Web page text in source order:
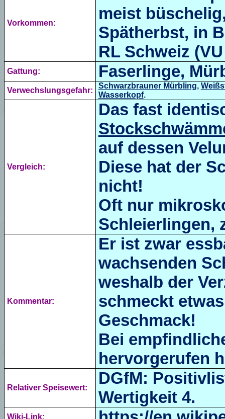
Vorkommen:
meist
Spätherbst, in
RL Schweiz
Gattung: Faserlinge,
Verwechslungsgefahr:
Schwarzbrauner Mürbling,
Wasserkopf.
Vergleich:
Das fast
auf dessen
Diese hat der
nicht!
Oft nur
Schleierlingen,
Kommentar:
Er ist zwar
wachsenden
weshalb der
schmeckt
Geschmack!
Bei
hervorgerufen
Relativer Speisewert:
DGfM:
Wertigkeit 4.
Wiki-Link: